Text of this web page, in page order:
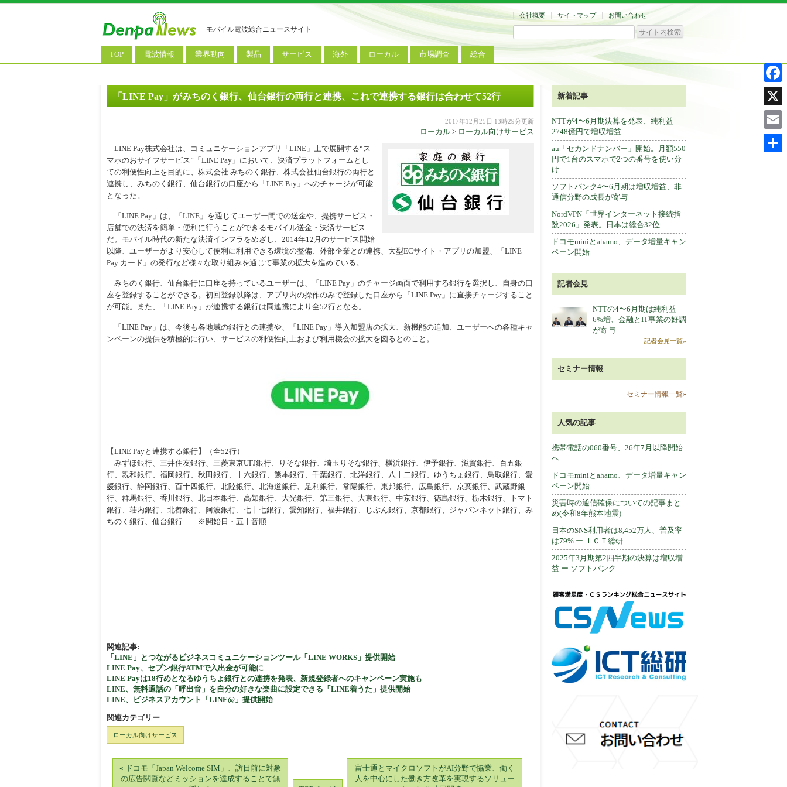
モバイル電波総合ニュースサイト
会社概要 サイトマップ お問い合わせ
TOP 電波情報
基地局ニュース
業界動向
決算情報
料金改定
製品
スマートフォン
IoT/M2M
ウェアラブル端末
パソコン
ロボット
サービス
アプリ
料金プラン
電力小売
海外
Androidニュース
海外展示会
インバウンド
ローカル
地方展示会
ローカル向けサービス
市場調査
サービス市場
総合
アンケート
「LINE Pay」がみちのく銀行、仙台銀行の両行と連携、これで連携する銀行は合わせて52行
2017年12月25日 13時29分更新
ローカル > ローカル向けサービス
LINE Pay株式会社は、コミュニケーションアプリ「LINE」上で展開する“ス
マホのおサイフサービス”「LINE Pay」において、決済プラットフォームとし
ての利便性向上を目的に、株式会社 みちのく銀行、株式会社仙台銀行の両行と
連携し、みちのく銀行、仙台銀行の口座から「LINE Pay」へのチャージが可能
となった。
「LINE Pay」は、「LINE」を通じてユーザー間での送金や、提携サービス・
店舗での決済を簡単・便利に行うことができるモバイル送金・決済サービス
だ。モバイル時代の新たな決済インフラをめざし、2014年12月のサービス開始
以降、ユーザーがより安心して便利に利用できる環境の整備、外部企業との連携、大型ECサイト・アプリの加盟、「LINE
Pay カード」の発行など様々な取り組みを通じて事業の拡大を進めている。
みちのく銀行、仙台銀行に口座を持っているユーザーは、「LINE Pay」のチャージ画面で利用する銀行を選択し、自身の口
座を登録することができる。初回登録以降は、アプリ内の操作のみで登録した口座から「LINE Pay」に直接チャージすること
が可能。また、「LINE Pay」が連携する銀行は同連携により全52行となる。
「LINE Pay」は、今後も各地域の銀行との連携や、「LINE Pay」導入加盟店の拡大、新機能の追加、ユーザーへの各種キャ
ンペーンの提供を積極的に行い、サービスの利便性向上および利用機会の拡大を図るとのこと。
【LINE Payと連携する銀行】（全52行）
みずほ銀行、三井住友銀行、三菱東京UFJ銀行、りそな銀行、埼玉りそな銀行、横浜銀行、伊予銀行、滋賀銀行、百五銀
行、親和銀行、福岡銀行、秋田銀行、十六銀行、熊本銀行、千葉銀行、北洋銀行、八十二銀行、ゆうちょ銀行、鳥取銀行、愛
媛銀行、静岡銀行、百十四銀行、北陸銀行、北海道銀行、足利銀行、常陽銀行、東邦銀行、広島銀行、京葉銀行、武蔵野銀
行、群馬銀行、香川銀行、北日本銀行、高知銀行、大光銀行、第三銀行、大東銀行、中京銀行、徳島銀行、栃木銀行、トマト
銀行、荘内銀行、北都銀行、阿波銀行、七十七銀行、愛知銀行、福井銀行、じぶん銀行、京都銀行、ジャパンネット銀行、み
ちのく銀行、仙台銀行 ※開始日・五十音順
関連記事:
「LINE」とつながるビジネスコミュニケーションツール「LINE WORKS」提供開始
LINE Pay、セブン銀行ATMで入出金が可能に
LINE Payは18行めとなるゆうちょ銀行との連携を発表、新規登録者へのキャンペーン実施も
LINE、無料通話の「呼出音」を自分の好きな楽曲に設定できる「LINE着うた」提供開始
LINE、ビジネスアカウント「LINE@」提供開始
関連カテゴリー
ローカル向けサービス
« ドコモ「Japan Welcome SIM」、訪日前に対象
の広告閲覧などミッションを達成することで無
富士通とマイクロソフトがAI分野で協業、働く
人を中心にした働き方改革を実現するソリュー
新着記事
NTTが4〜6月期決算を発表、純利益
2748億円で増収増益
au「セカンドナンバー」開始。月額550
円で1台のスマホで2つの番号を使い分
け
ソフトバンク4〜6月期は増収増益、非
通信分野の成長が寄与
NordVPN「世界インターネット接続指
数2026」発表。日本は総合32位
ドコモminiとahamo、データ増量キャン
ペーン開始
記者会見
NTTの4〜6月期は純利益
6%増、金融とIT事業の好調
が寄与
記者会見一覧»
セミナー情報
セミナー情報一覧»
人気の記事
携帯電話の060番号、26年7月以降開始
へ
ドコモminiとahamo、データ増量キャン
ペーン開始
災害時の通信確保についての記事まと
め(令和8年熊本地震)
日本のSNS利用者は8,452万人、普及率
は79% ー ＩＣＴ総研
2025年3月期第2四半期の決算は増収増
益 ー ソフトバンク
X
Email